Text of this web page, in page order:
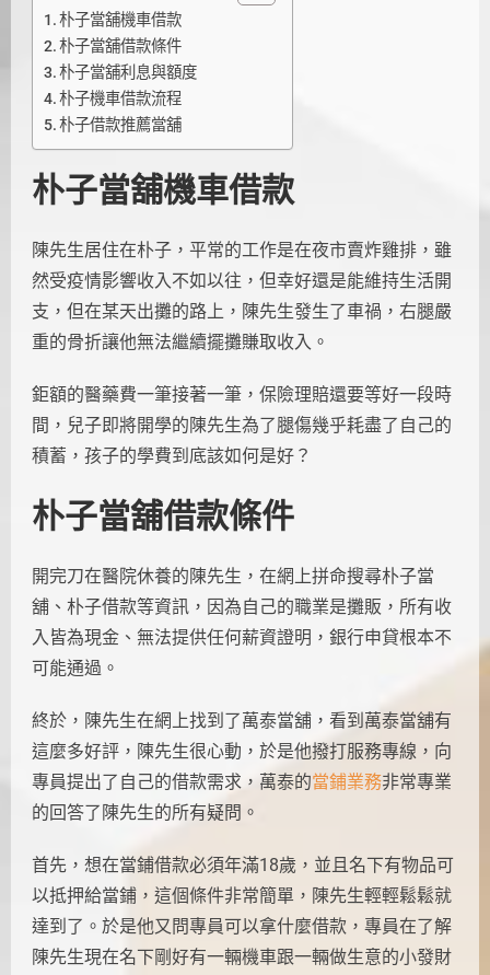
朴子當舖機車借款
朴子當舖借款條件
朴子當舖利息與額度
朴子機車借款流程
朴子借款推薦當舖
朴子當舖機車借款
陳先生居住在朴子，平常的工作是在夜市賣炸雞排，雖
然受疫情影響收入不如以往，但幸好還是能維持生活開
支，但在某天出攤的路上，陳先生發生了車禍，右腿嚴
重的骨折讓他無法繼續擺攤賺取收入。
鉅額的醫藥費一筆接著一筆，保險理賠還要等好一段時
間，兒子即將開學的陳先生為了腿傷幾乎耗盡了自己的
積蓄，孩子的學費到底該如何是好？
朴子當舖借款條件
開完刀在醫院休養的陳先生，在網上拼命搜尋朴子當
舖、朴子借款等資訊，因為自己的職業是攤販，所有收
入皆為現金、無法提供任何薪資證明，銀行申貸根本不
可能通過。
終於，陳先生在網上找到了萬泰當舖，看到萬泰當舖有
這麼多好評，陳先生很心動，於是他撥打服務專線，向
專員提出了自己的借款需求，萬泰的當鋪業務非常專業
的回答了陳先生的所有疑問。
首先，想在當鋪借款必須年滿18歲，並且名下有物品可
以抵押給當鋪，這個條件非常簡單，陳先生輕輕鬆鬆就
達到了。於是他又問專員可以拿什麼借款，專員在了解
陳先生現在名下剛好有一輛機車跟一輛做生意的小發財